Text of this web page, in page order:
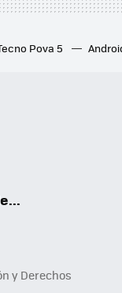
Pova 5
y Derechos